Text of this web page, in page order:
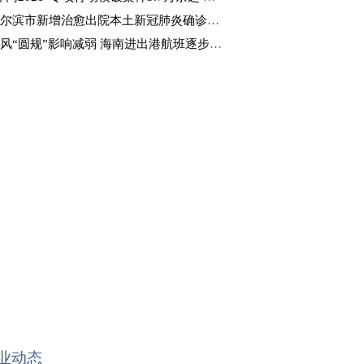
滨市新增治愈出院本土新冠肺炎确诊病例4例
“圆规”影响减弱 海南进出港航班逐步恢复
动态